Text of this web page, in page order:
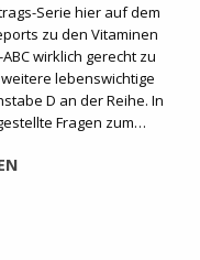
Serie hier auf dem
zu den Vitaminen
wirklich gerecht zu
lebenswichtige
D an der Reihe. In
Fragen zum…